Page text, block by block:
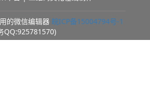
的微信编辑器 皖ICP备15004794号-1
QQ:925781570)